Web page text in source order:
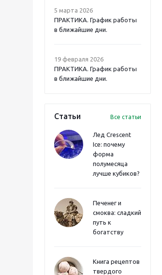
5 марта 2026
ПРАКТИКА. График работы
в ближайшие дни.
19 февраля 2026
ПРАКТИКА. График работы
в ближайшие дни.
Статьи Все статьи
Лед Crescent
Ice: почему
форма
полумесяца
лучше кубиков?
Печенег и
смоква: сладкий
путь к
богатству
Книга рецептов
твердого